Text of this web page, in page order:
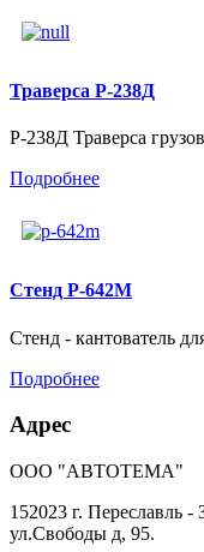
Траверса Р-238Д
Р-238Д Траверса
Подробнее
Стенд Р-642М
Стенд - кантователь
Подробнее
Адрес
ООО "АВТОТЕМА"
152023 г. Переславль -
ул.Свободы д, 95.